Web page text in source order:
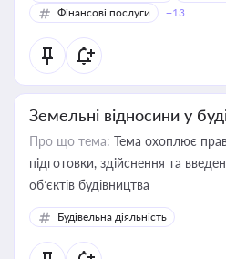
Фінансові послуги
+13
Земельні відносини у
Про що тема: Тема охоплює
підготовки, здійснення та
об’єктів будівництва
Будівельна діяльність